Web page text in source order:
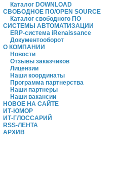
Каталог DOWNLOAD
СВОБОДНОЕ ПО/OPEN SOURCE
Каталог свободного ПО
СИСТЕМЫ АВТОМАТИЗАЦИИ
ERP-система iRenaissance
Документооборот
О КОМПАНИИ
Новости
Отзывы заказчиков
Лицензии
Наши координаты
Программа партнерства
Наши партнеры
Наши вакансии
НОВОЕ НА САЙТЕ
ИТ-ЮМОР
ИТ-ГЛОССАРИЙ
RSS-ЛЕНТА
АРХИВ